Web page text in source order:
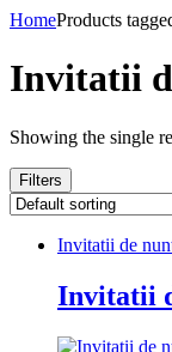
HomeProducts
Invitatii
Showing the single
Filters
Invitatii de
Invitatii